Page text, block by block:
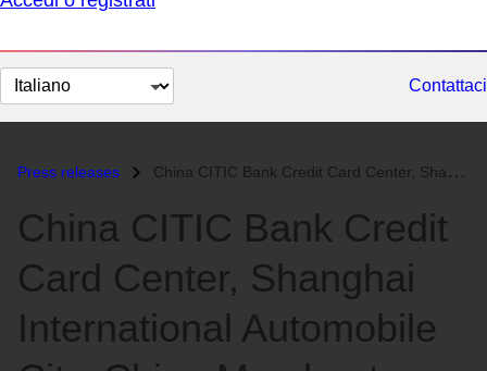
Cambia
lingua
Contattaci
Press releases China CITIC Bank Credit Card Center, Shanghai International Automobile...
China CITIC Bank Credit
Card Center, Shanghai
International Automobile